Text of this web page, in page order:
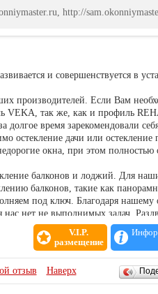
http://
и совершенствуется в
производителей. Если Вам
VEKA, так же, как и профиль
время зарекомендовали
остекление дачи или
окна, при этом
балконов и лоджий. Для
балконов, такие как
под ключ. Благодаря
нет не выполнимых задач.
окна или алюминиевые
или внешних откосов выбор
самых креативных задумок.
организация для
даже если необходима
V.I.P.
размещение
отзыв Наверх